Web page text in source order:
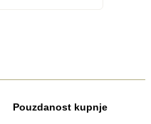
Pouzdanost kupnje